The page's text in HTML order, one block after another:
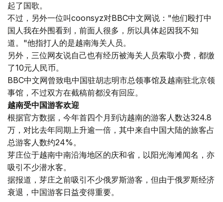
起了国歌。
不过，另外一位叫coonsyz对BBC中文网说："他们殴打中
国人我在外围看到，前面人很多，所以具体起因我不知
道。"他指打人的是越南海关人员。
另外，三位网友说自己也有经历被海关人员索取小费，都缴
了10元人民币。
BBC中文网曾致电中国驻胡志明市总领事馆及越南驻北京领
事馆，不过双方在截稿前都没有回应。
越南受中国游客欢迎
根据官方数据，今年首四个月到访越南的游客人数达324.8
万，对比去年同期上升逾一倍，其中来自中国大陆的旅客占
总游客人数约24%。
芽庄位于越南中南沿海地区的庆和省，以阳光海滩闻名，亦
吸引不少潜水客。
据报道，芽庄之前吸引不少俄罗斯游客，但由于俄罗斯经济
衰退，中国游客日益变得重要。